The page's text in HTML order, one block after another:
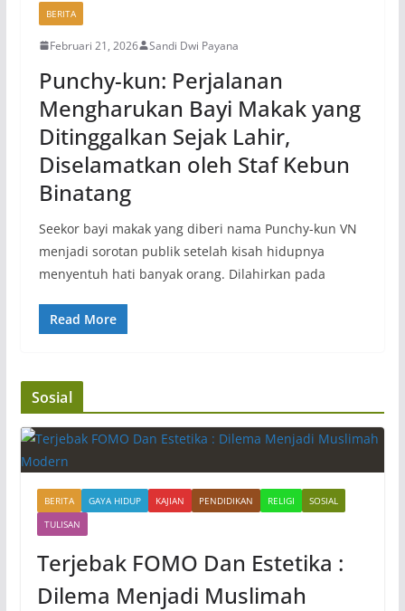
BERITA
Februari 21, 2026 Sandi Dwi Payana
Punchy-kun: Perjalanan
Mengharukan Bayi Makak yang
Ditinggalkan Sejak Lahir,
Diselamatkan oleh Staf Kebun
Binatang
Seekor bayi makak yang diberi nama Punchy-kun VN
menjadi sorotan publik setelah kisah hidupnya
menyentuh hati banyak orang. Dilahirkan pada
Read More
Sosial
BERITA GAYA HIDUP KAJIAN PENDIDIKAN RELIGI
SOSIAL
TULISAN
Terjebak FOMO Dan Estetika :
Dilema Menjadi Muslimah